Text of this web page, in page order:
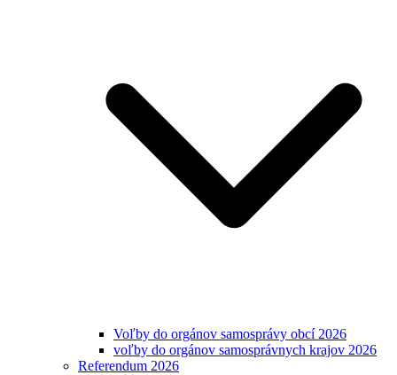
Voľby do orgánov samosprávy obcí 2026
voľby do orgánov samosprávnych krajov 2026
Referendum 2026